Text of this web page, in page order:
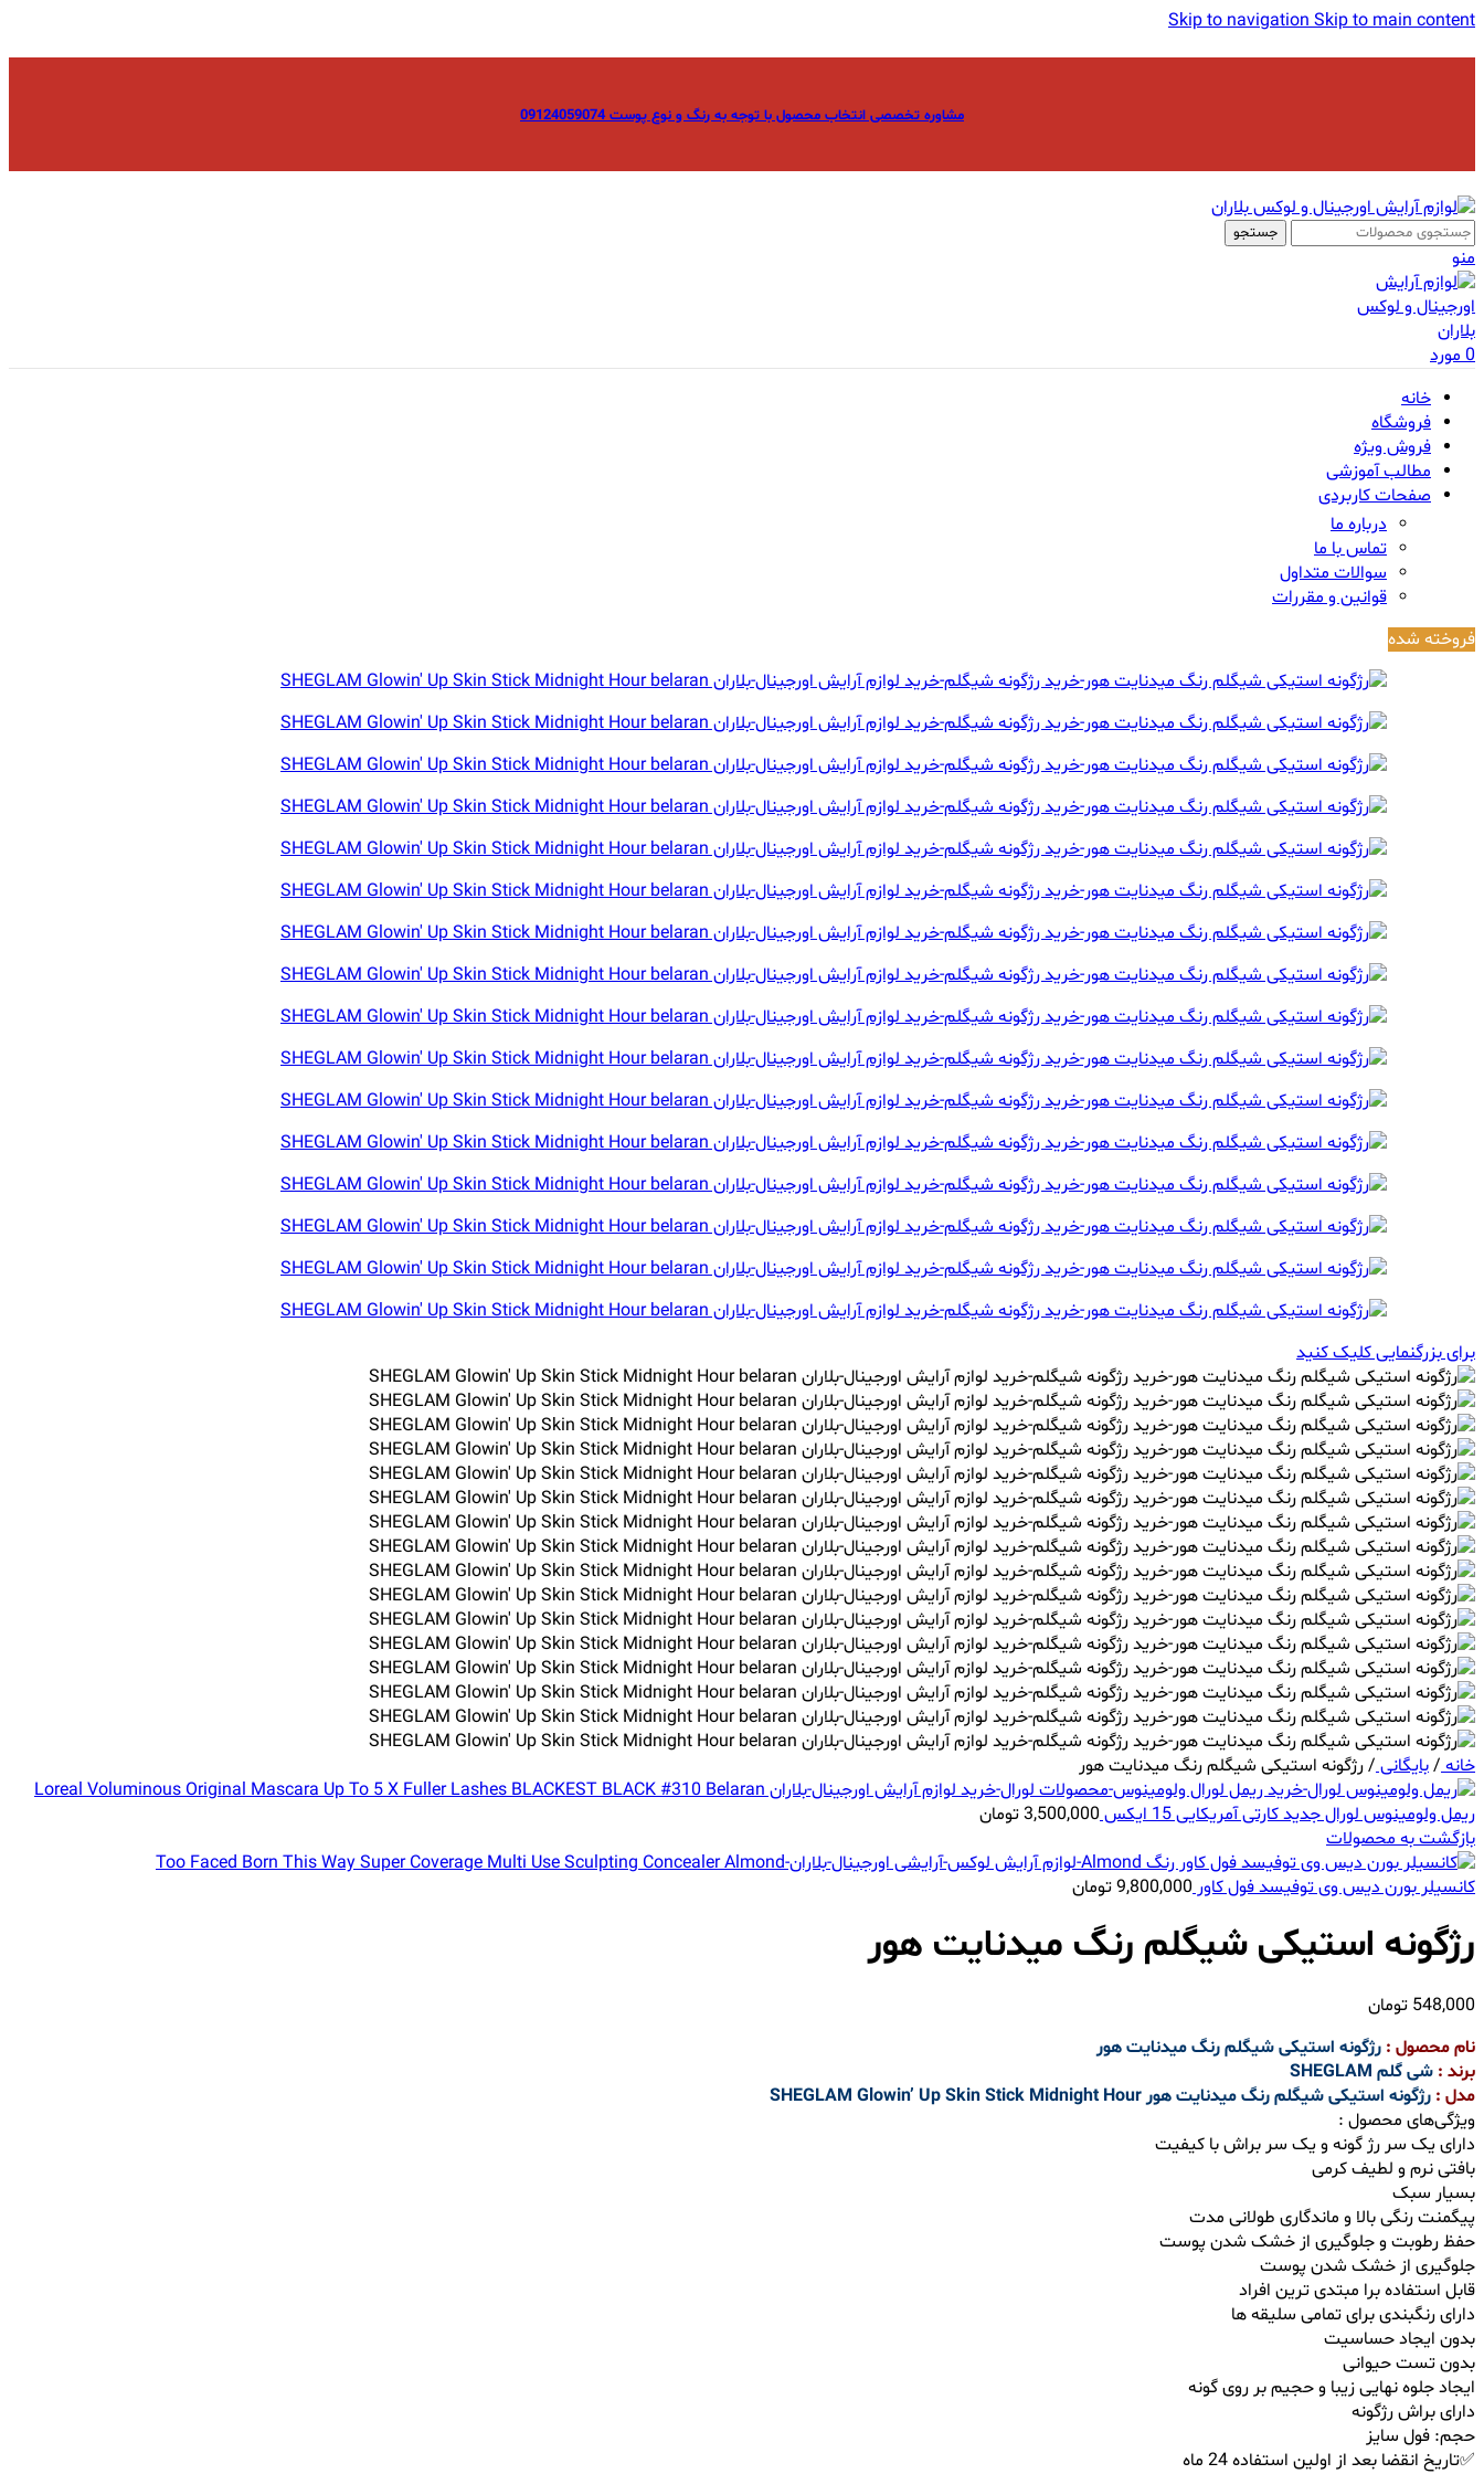
Skip to navigationSkip to main content
مشاوره تخصصی انتخاب محصول با توجه به رنگ و نوع پوست 09124059074
جستجو
منو
0مورد
خانه
فروشگاه
فروش ویژه
مطالب آموزشی
صفحات کاربردی
درباره ما
تماس با ما
سوالات متداول
قوانین و مقررات
فروخته شده
برای بزرگنمایی کلیک کنید
خانه/بایگانی/رژگونه استیکی شیگلم رنگ میدنایت هور
ریمل ولومینوس لورال جدید کارتی آمریکایی 15 ایکس
3,500,000تومان
بازگشت به محصولات
کانسیلر بورن دیس وی توفیسد فول کاور9,800,000تومان
رژگونه استیکی شیگلم رنگ میدنایت هور
548,000 تومان
نام محصول : رژگونه استیکی شیگلم رنگ میدنایت هور
برند : شی گلم SHEGLAM
مدل : رژگونه استیکی شیگلم رنگ میدنایت هور SHEGLAM Glowin’ Up Skin Stick Midnight Hour
ویژگی‌های محصول :
دارای یک سر رژ گونه و یک سر براش با کیفیت
بافتی نرم و لطیف کرمی
بسیار سبک
پیگمنت رنگی بالا و ماندگاری طولانی مدت
حفظ رطوبت و جلوگیری از خشک شدن پوست
جلوگیری از خشک شدن پوست
قابل استفاده برا مبتدی ترین افراد
دارای رنگبندی برای تمامی سلیقه ها
بدون ایجاد حساسیت
بدون تست حیوانی
ایجاد جلوه نهایی زیبا و حجیم بر روی گونه
دارای براش رژگونه
حجم: فول سایز
✅تاریخ انقضا بعد از اولین استفاده 24 ماه